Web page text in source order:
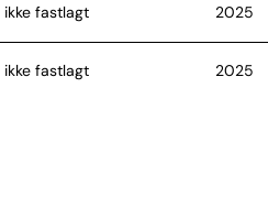
ikke fastlagt 2025
ikke fastlagt 2025